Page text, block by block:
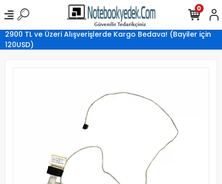
2900 TL ve Üzeri Alışverişlerde Kargo Bedava! (Bayiler için
120USD)
0